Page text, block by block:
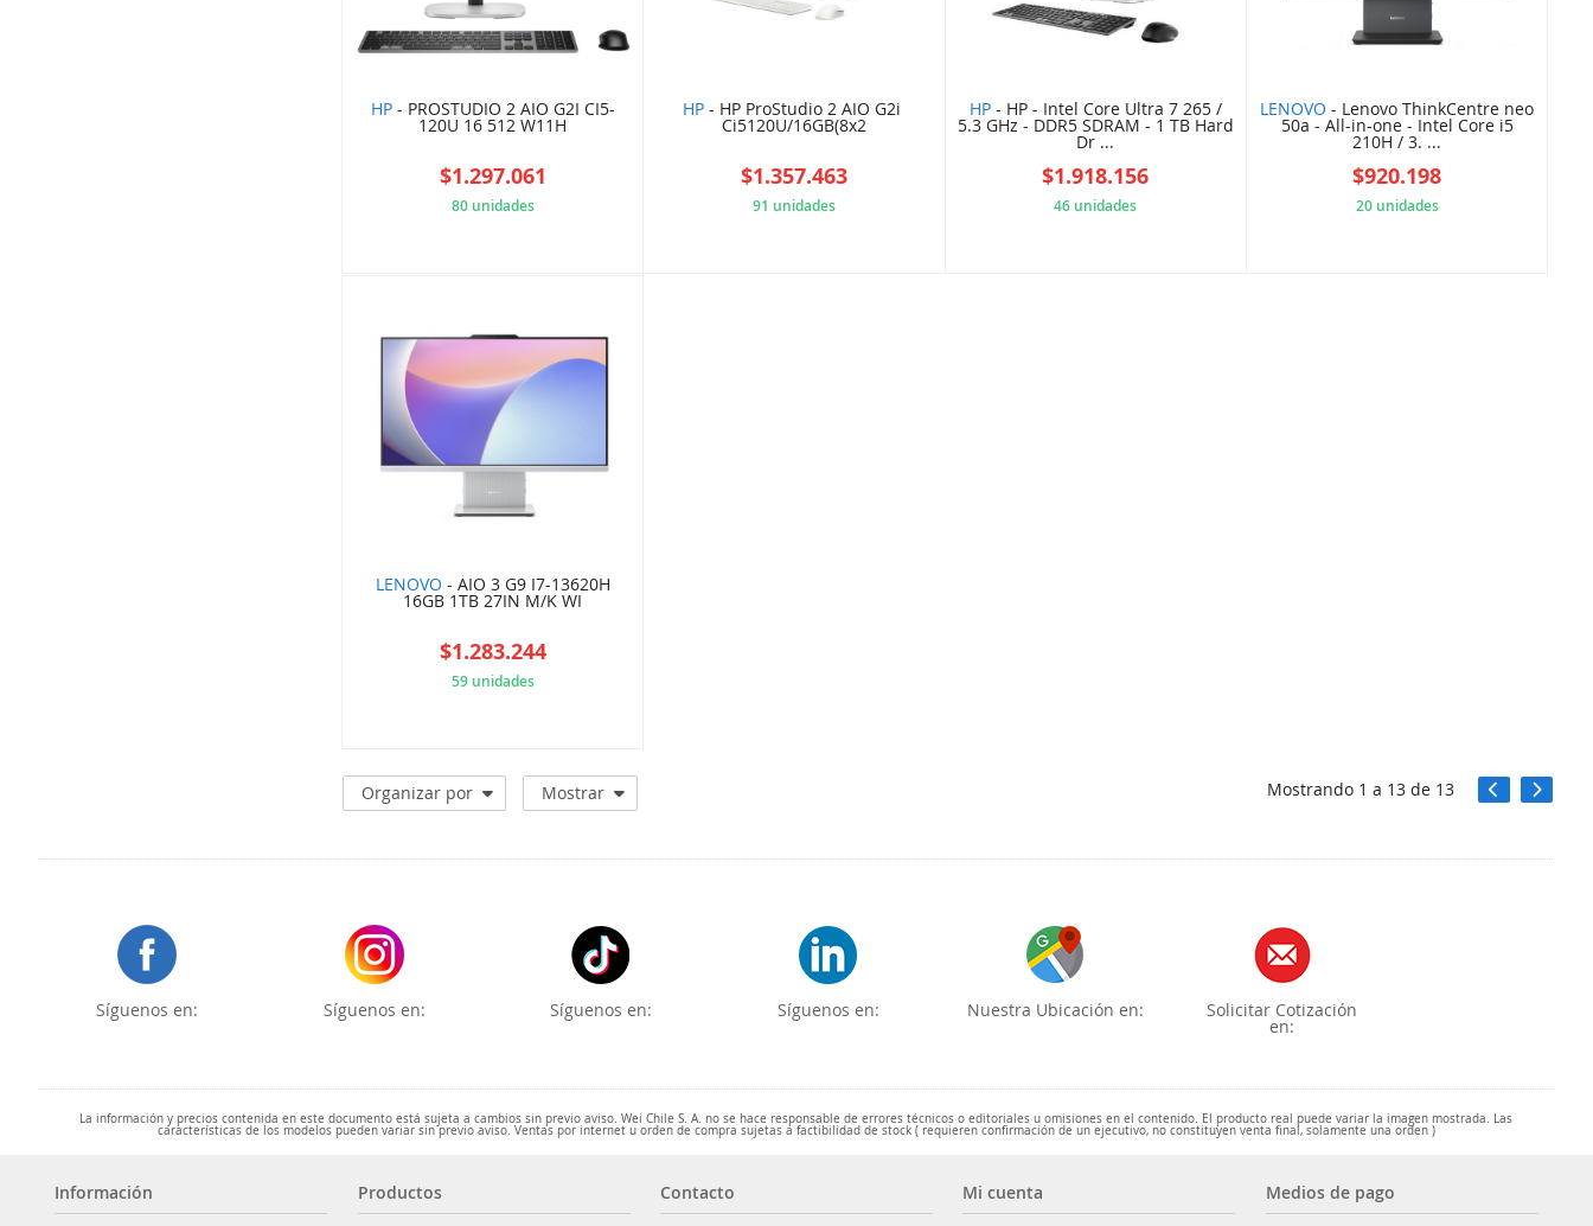
HP- PROSTUDIO 2 AIO G2I CI5-
120U 16 512 W11H
$1.297.061
80 unidades
HP- HP ProStudio 2 AIO G2i
Ci5120U/16GB(8x2
$1.357.463
91 unidades
HP- HP - Intel Core Ultra 7 265 /
5.3 GHz - DDR5 SDRAM - 1 TB Hard
Dr ...
$1.918.156
46 unidades
LENOVO - Lenovo ThinkCentre neo
50a - All-in-one - Intel Core i5
210H / 3. ...
$920.198
20 unidades
LENOVO - AIO 3 G9 I7-13620H
16GB 1TB 27IN M/K WI
$1.283.244
59 unidades
Organizar por Mostrar Mostrando 1 a 13 de 13
Síguenos en: Síguenos en: Síguenos en: Síguenos en: Nuestra Ubicación en: Solicitar Cotización
en:
La información y precios contenida en este documento está sujeta a cambios sin previo aviso. Wei Chile S. A. no se hace responsable de errores técnicos o editoriales u omisiones en el contenido. El producto real puede variar la imagen mostrada. Las
características de los modelos pueden variar sin previo aviso. Ventas por internet u orden de compra sujetas a factibilidad de stock ( requieren confirmación de un ejecutivo, no constituyen venta final, solamente una orden )
Información Productos Contacto Mi cuenta Medios de pago